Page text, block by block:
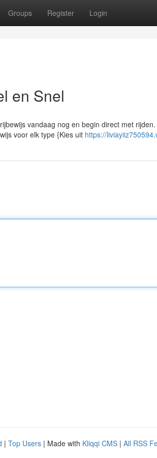
Groups Register Login
en Snel
vandaag nog en begin direct met
voor elk type {Kies uit https://
| Top Users | Made with Kliqqi CMS | All RSS